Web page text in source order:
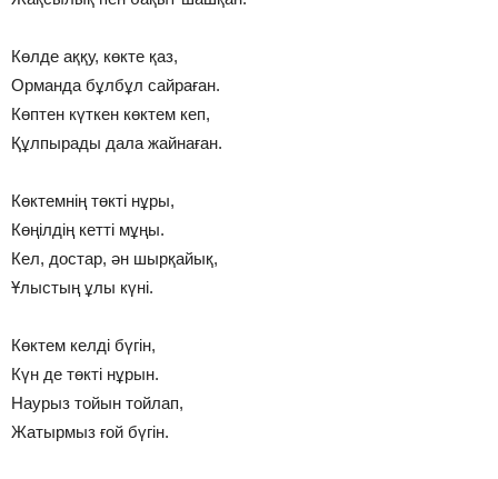
Көлде аққу, көкте қаз,
Орманда бұлбұл сайраған.
Көптен күткен көктем кеп,
Құлпырады дала жайнаған.
Көктемнің төкті нұры,
Көңілдің кетті мұңы.
Кел, достар, ән шырқайық,
Ұлыстың ұлы күні.
Көктем келді бүгін,
Күн де төкті нұрын.
Наурыз тойын тойлап,
Жатырмыз ғой бүгін.